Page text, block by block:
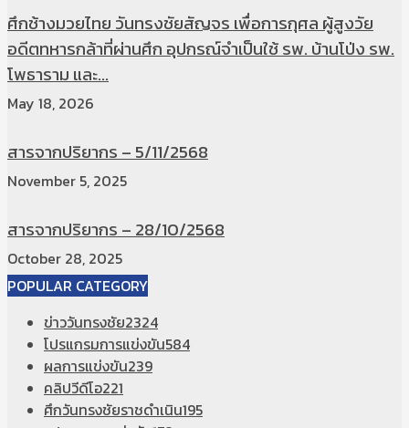
ศึกช้างมวยไทย วันทรงชัยสัญจร เพื่อการกุศล ผู้สูงวัย
อดีตทหารกล้าที่ผ่านศึก อุปกรณ์จำเป็นใช้ รพ. บ้านโป่ง รพ.
โพธาราม และ...
May 18, 2026
สารจากปริยากร – 5/11/2568
November 5, 2025
สารจากปริยากร – 28/10/2568
October 28, 2025
POPULAR CATEGORY
ข่าววันทรงชัย2324
โปรแกรมการแข่งขัน584
ผลการแข่งขัน239
คลิปวีดีโอ221
ศึกวันทรงชัยราชดำเนิน195